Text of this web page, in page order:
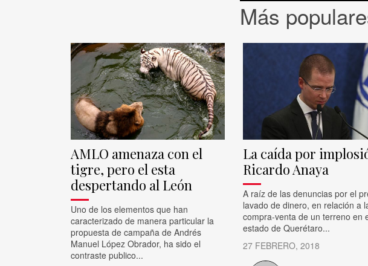
Más
AMLO amenaza con el
tigre, pero el esta
despertando al León
Uno de los elementos que han
caracterizado de manera particular la
propuesta de campaña de Andrés
Manuel López Obrador, ha sido el
contraste publico...
La caída por
Ricardo Anaya
A raíz de las denuncias por el
lavado de dinero, en relación a
compra-venta de un terreno en
estado de Querétaro...
27 FEBRERO, 2018